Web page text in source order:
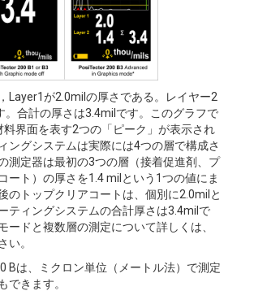
Layer1が2.0milの厚さである。レイヤー2
。合計の厚さは3.4milです。このグラフで
料界面を表す2つの「ピーク」が表示され
ングシステムは実際には4つの層で構成さ
測定器は最初の3つの層（接着促進剤、プ
ート）の厚さを1.4 milという1つの値にま
のトップクリアコートは、個別に2.0milと
ティングシステムの合計厚さは3.4milで
ードと複数層の測定について詳しくは、
い。
Bは、ミクロン単位（メートル法）で測定
できます。